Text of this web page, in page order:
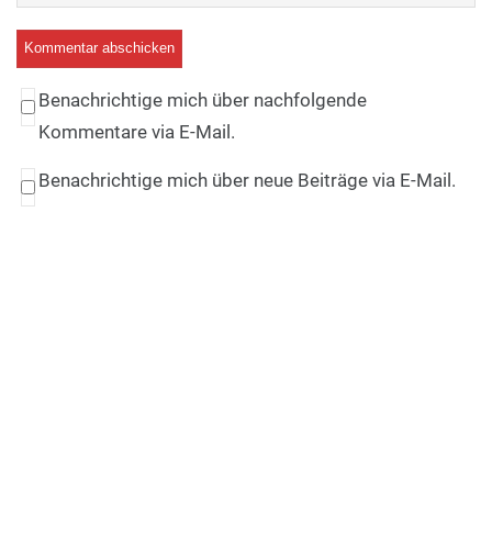
Benachrichtige mich über nachfolgende
Kommentare via E-Mail.
Benachrichtige mich über neue Beiträge via E-Mail.